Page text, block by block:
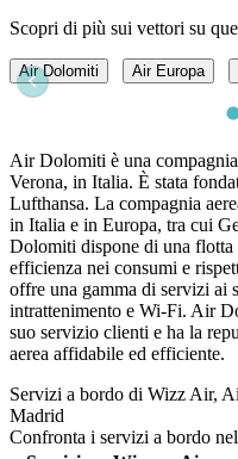
Scopri di più sui vettori su
Air Dolomiti Air Europa
Air Dolomiti è una
Verona, in Italia. È stata
Lufthansa. La compagnia
in Italia e in Europa, tra cui
Dolomiti dispone di una
efficienza nei consumi e
offre una gamma di servizi ai
intrattenimento e Wi-Fi. Air
suo servizio clienti e ha la
aerea affidabile ed efficiente.
Servizi a bordo di Wizz Air,
Madrid
Confronta i servizi a bordo